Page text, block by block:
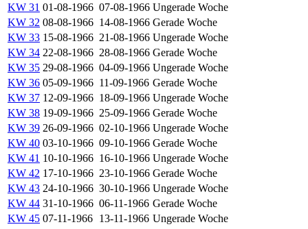
KW 31 01-08-1966 07-08-1966 Ungerade Woche
KW 32 08-08-1966 14-08-1966 Gerade Woche
KW 33 15-08-1966 21-08-1966 Ungerade Woche
KW 34 22-08-1966 28-08-1966 Gerade Woche
KW 35 29-08-1966 04-09-1966 Ungerade Woche
KW 36 05-09-1966 11-09-1966 Gerade Woche
KW 37 12-09-1966 18-09-1966 Ungerade Woche
KW 38 19-09-1966 25-09-1966 Gerade Woche
KW 39 26-09-1966 02-10-1966 Ungerade Woche
KW 40 03-10-1966 09-10-1966 Gerade Woche
KW 41 10-10-1966 16-10-1966 Ungerade Woche
KW 42 17-10-1966 23-10-1966 Gerade Woche
KW 43 24-10-1966 30-10-1966 Ungerade Woche
KW 44 31-10-1966 06-11-1966 Gerade Woche
KW 45 07-11-1966 13-11-1966 Ungerade Woche